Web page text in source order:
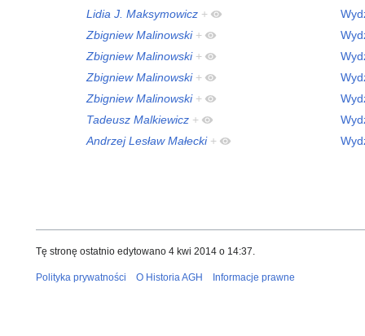
Lidia J. Maksymowicz +
Zbigniew Malinowski +
Zbigniew Malinowski +
Zbigniew Malinowski +
Zbigniew Malinowski +
Tadeusz Malkiewicz +
Andrzej Lesław Małecki +
Tę stronę ostatnio edytowano 4 kwi 2014 o 14:37.
Polityka prywatności O Historia AGH Informacje prawne